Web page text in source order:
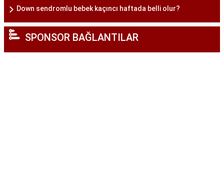
Down sendromlu bebek kaçıncı haftada belli olur?
SPONSOR BAĞLANTILAR